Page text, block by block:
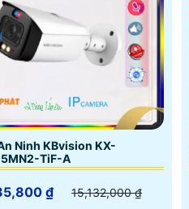
Ninh KBvision KX-
TiF-A
₫
15,132,000 ₫